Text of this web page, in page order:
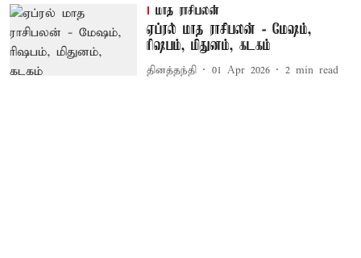
மாத ராசிபலன்
ஏப்ரல் மாத ராசிபலன் - மேஷம்,
ரிஷபம், மிதுனம், கடகம்
தினத்தந்தி 01 Apr 2026 2 min read